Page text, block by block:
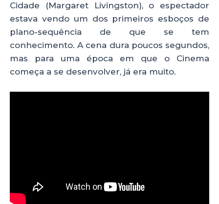
Cidade (Margaret Livingston), o espectador
estava vendo um dos primeiros esboços de
plano-sequência de que se tem
conhecimento. A cena dura poucos segundos,
mas para uma época em que o Cinema
começa a se desenvolver, já era muito.